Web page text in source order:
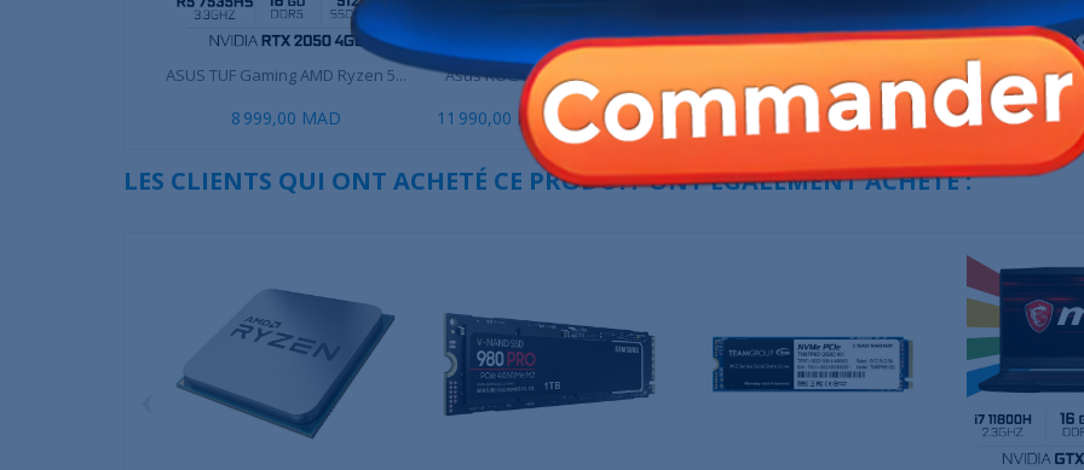
ASUS TUF Gaming AMD Ryzen 5...
8 999,00 MAD
Asus ROG Strix G15 G513RC-
HF210...
11 990,00 MAD 12 990,00 MAD
ASUS Vivobook Pro 14X OLED i7...
9 490,00 MAD
MSI Titan 18 HX
33 999,00 MAD
LES CLIENTS QUI ONT ACHETÉ CE PRODUIT ONT ÉGALEMENT ACHETÉ :